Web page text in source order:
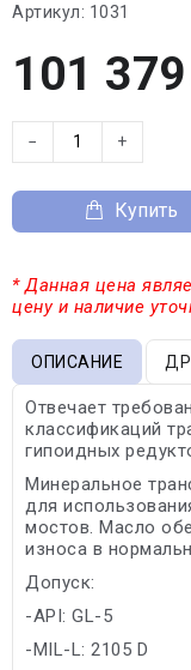
Артикул: 1031
101 379
− +
Купить
* Данная цена
цену и наличие
ОПИСАНИЕ
Отвечает
классификаций
гипоидных
Минеральное
для
мостов. Масло
износа в
Допуск:
-API: GL-5
-MIL-L: 2105 D